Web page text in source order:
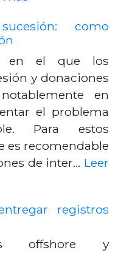
como
en el que los
y donaciones
en
el problema
Para estos
es recomendable
de inter… Leer
registros
offshore y